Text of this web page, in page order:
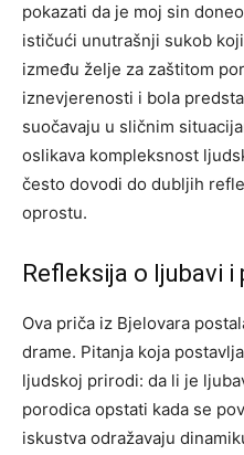
pokazati da je moj sin
ističući unutrašnji sukob
između želje za zaštitom
iznevjerenosti i bola
suočavaju u sličnim
oslikava kompleksnost
često dovodi do dubljih
oprostu.
Refleksija o ljubavi i
Ova priča iz Bjelovara
drame. Pitanja koja
ljudskoj prirodi: da li je
porodica opstati kada se
iskustva odražavaju